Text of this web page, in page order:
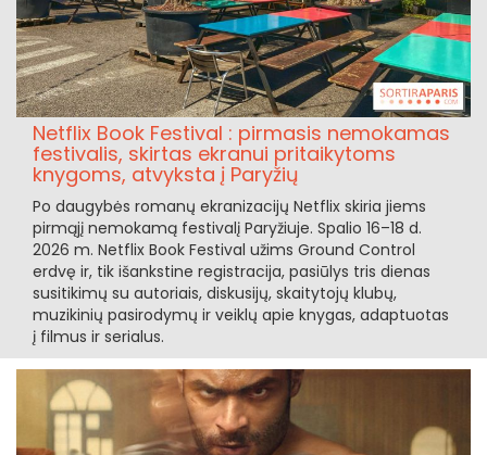
Netflix Book Festival : pirmasis nemokamas
festivalis, skirtas ekranui pritaikytoms
knygoms, atvyksta į Paryžių
Po daugybės romanų ekranizacijų Netflix skiria jiems
pirmąjį nemokamą festivalį Paryžiuje. Spalio 16–18 d.
2026 m. Netflix Book Festival užims Ground Control
erdvę ir, tik išankstine registracija, pasiūlys tris dienas
susitikimų su autoriais, diskusijų, skaitytojų klubų,
muzikinių pasirodymų ir veiklų apie knygas, adaptuotas
į filmus ir serialus.